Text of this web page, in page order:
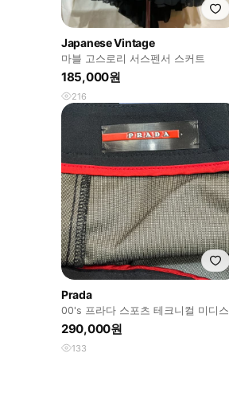
Japanese Vintage
마블 고스로리 서스펜서 스커트
185,000원
216
Prada
00's 프라다 스포츠 테크니컬 미디스
커트 (27)
290,000원
133